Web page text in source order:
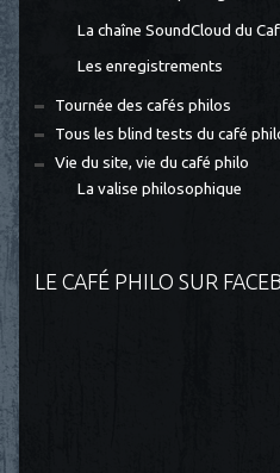
La chaîne SoundCloud du
Les enregistrements
Tournée des cafés philos
Tous les blind tests du café
Vie du site, vie du café philo
La valise philosophique
LE CAFÉ PHILO SUR